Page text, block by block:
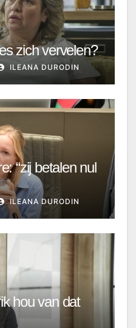
zich vervelen?
ILEANA DURODIN
“zij betalen nul
ILEANA DURODIN
hou van dat